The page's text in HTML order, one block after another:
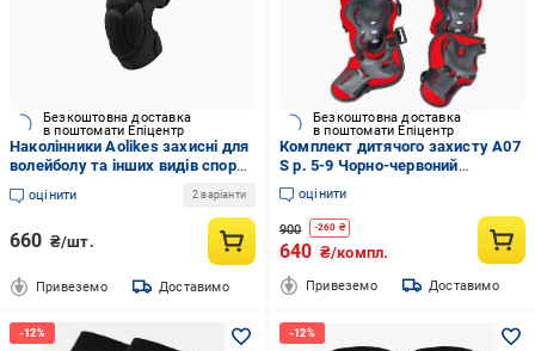
Безкоштовна доставка
в поштомати Епіцентр
Наколінники Aolikes захисні для
волейболу та інших видів спорту
2 шт. L Чорний (04179)
оцінити 2 варіанти
660 ₴/шт.
Привеземо Доставимо
Безкоштовна доставка
в поштомати Епіцентр
Комплект дитячого захисту А07
S р. 5-9 Чорно-червоний
(G0000577)
оцінити
900 -260 ₴
640 ₴/компл.
Привеземо Доставимо